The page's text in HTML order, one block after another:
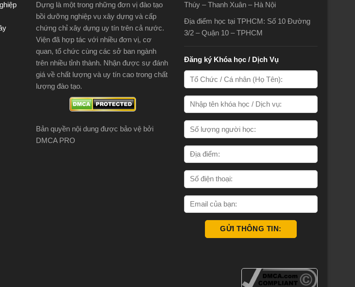
Dựng là một trong những đơn vị đào tạo
bồi dưỡng nghiệp vụ xây dựng và cấp
chứng chỉ xây dựng uy tín trên cả nước.
Viện đã hợp tác với nhiều đơn vị, cơ
quan, tổ chức cùng các sở ban ngành
trên nhiều tỉnh thành. Nhận được sự đánh
giá về chất lượng và uy tín cao trong chất
lượng đào tạo.
Bản quyền nội dung được bảo vệ bởi
DMCA PRO
Thúy – Thanh Xuân – Hà Nội
Địa điểm học tại TPHCM: Số 10 Đường
3/2 – Quận 10 – TPHCM
Đăng ký Khóa học / Dịch Vụ